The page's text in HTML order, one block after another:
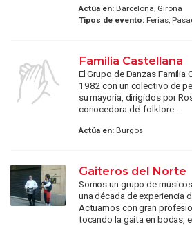
Actúa en:Barcelona, Girona
Tipos de evento:Ferias,
Familia Castellana
El Grupo de Danzas Familia
1982 con un colectivo de
su mayoría, dirigidos por
conocedora del folklore ...
Actúa en:Burgos
Gaiteros del Norte
Somos un grupo de
una década de experiencia
Actuamos con gran
tocando la gaita en bodas,